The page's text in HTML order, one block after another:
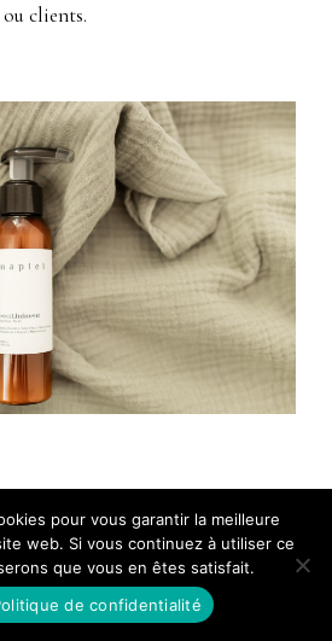
clients.
photos professionnelles
pour vous garantir la meilleure
web. Si vous continuez à utiliser ce
que vous en êtes satisfait.
de confidentialité